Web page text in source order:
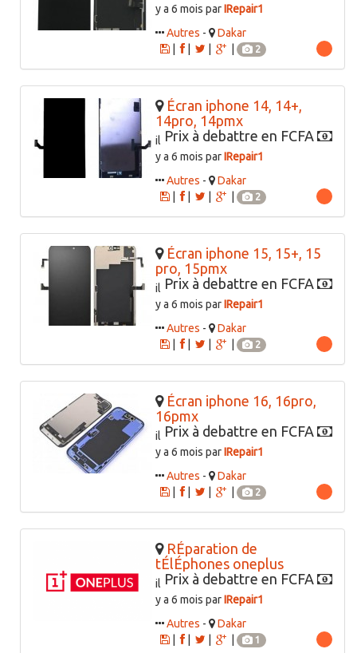
y a 6 mois parIRepair1
Autres -
Dakar
|
2
Écran iphone 14, 14+,
14pro, 14pmx
Prix à debattre en FCFA
il
y a 6 mois parIRepair1
Autres -
Dakar
|
2
Écran iphone 15, 15+, 15
pro, 15pmx
Prix à debattre en FCFA
il
y a 6 mois parIRepair1
Autres -
Dakar
|
2
Écran iphone 16, 16pro,
16pmx
Prix à debattre en FCFA
il
y a 6 mois parIRepair1
Autres -
Dakar
|
2
RÉparation de
tÉlÉphones oneplus
Prix à debattre en FCFA
il
y a 6 mois parIRepair1
Autres -
Dakar
|
1